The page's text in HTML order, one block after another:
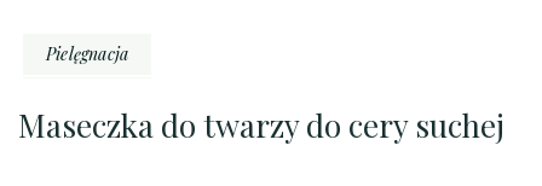
Pielęgnacja
Maseczka do twarzy do cery suchej